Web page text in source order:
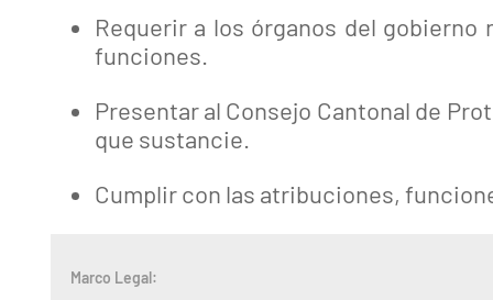
Requerir a los órganos del
funciones.
Presentar al Consejo Cantonal de
que sustancie.
Cumplir con las atribuciones,
Marco Legal: